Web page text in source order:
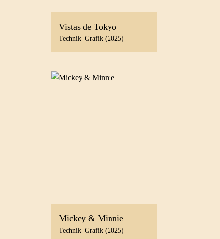
Vistas de Tokyo
Technik: Grafik (2025)
Mickey & Minnie
Technik: Grafik (2025)